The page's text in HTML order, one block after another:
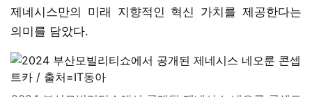
제네시스만의 미래 지향적인 혁신 가치를 제공한다는
의미를 담았다.